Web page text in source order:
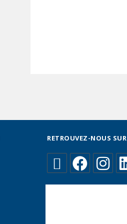
RETROUVEZ-NOUS SUR